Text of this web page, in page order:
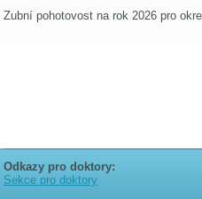
Zubní pohotovost na rok 2026 pro
Odkazy pro doktory:
Sekce pro doktory